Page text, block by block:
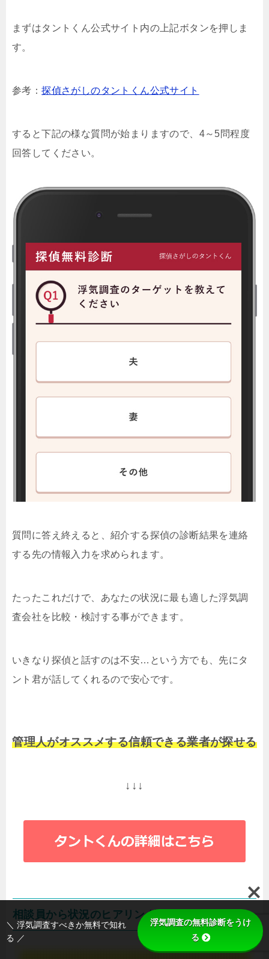
まずはタントくん公式サイト内の上記ボタンを押しま
す。
参考：探偵さがしのタントくん公式サイト
すると下記の様な質問が始まりますので、4～5問程度
回答してください。
質問に答え終えると、紹介する探偵の診断結果を連絡
する先の情報入力を求められます。
たったこれだけで、あなたの状況に最も適した浮気調
査会社を比較・検討する事ができます。
いきなり探偵と話すのは不安…という方でも、先にタ
ント君が話してくれるので安心です。
管理人がオススメする信頼できる業者が探せる
↓↓↓
相談員から状況のヒアリング
＼ 浮気調査すべきか無料で知れ
る ／
浮気調査の無料診断をうけ
る